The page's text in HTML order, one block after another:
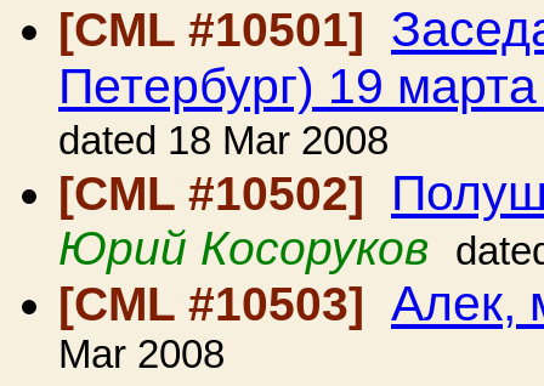
[CML #10501]
Петербург) 19
dated 18 Mar 2008
[CML #10502]
Юрий Косоруков
[CML #10503] Алек,
Mar 2008